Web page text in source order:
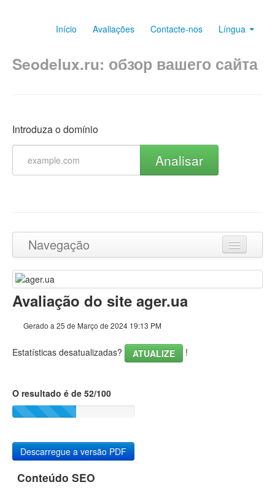
Início Avaliações Contacte-nos Língua
Seodelux.ru: обзор вашего сайта
Introduza o domínio
Analisar
Navegação
Ir para o topo
Conteúdo
Documento
Dispositivos Móveis
Otimização
PageSpeed Insights
Avaliação do site ager.ua
Gerado a 25 de Março de 2024 19:13 PM
Estatísticas desatualizadas? ATUALIZE !
O resultado é de 52/100
Descarregue a versão PDF
Conteúdo SEO